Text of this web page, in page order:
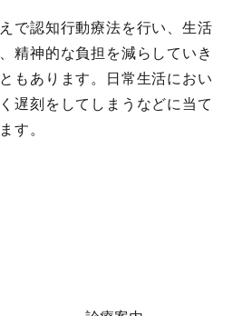
で認知行動療法を行い、生活
精神的な負担を減らしていき
もあります。日常生活におい
遅刻をしてしまうなどに当て
す。